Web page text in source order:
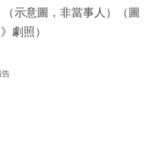
示意圖，非當事人）（圖
劇照）
告